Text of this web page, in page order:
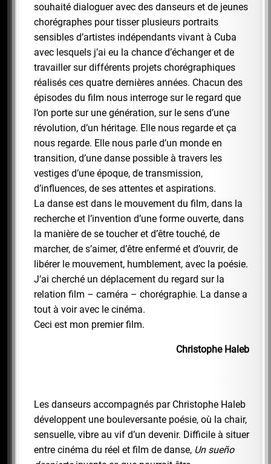
souhaité dialoguer avec des danseurs et de jeunes
chorégraphes pour tisser plusieurs portraits
sensibles d’artistes indépendants vivant à Cuba
avec lesquels j’ai eu la chance d’échanger et de
travailler sur différents projets chorégraphiques
réalisés ces quatre dernières années. Chacun des
épisodes du film nous interroge sur le regard que
l’on porte sur une génération, sur le sens d’une
révolution, d’un héritage. Elle nous regarde et ça
nous regarde. Elle nous parle d’un monde en
transition, d’une danse possible à travers les
vestiges d’une époque, de transmission,
d’influences, de ses attentes et aspirations.
La danse est dans le mouvement du film, dans la
recherche et l’invention d’une forme ouverte, dans
la manière de se toucher et d’être touché, de
marcher, de s’aimer, d’être enfermé et d’ouvrir, de
libérer le mouvement, humblement, avec la poésie.
J’ai cherché un déplacement du regard sur la
relation film – caméra – chorégraphie. La danse a
tout à voir avec le cinéma.
Ceci est mon premier film.
Christophe Haleb
Les danseurs accompagnés par Christophe Haleb
développent une bouleversante poésie, où la chair,
sensuelle, vibre au vif d’un devenir. Difficile à situer
entre cinéma du réel et film de danse, Un sueño